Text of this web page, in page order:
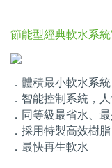
節能型經典軟水系統
．體積最小軟水系
．智能控制系統，
．同等級最省水、
．採用特製高效樹
．最快再生軟水